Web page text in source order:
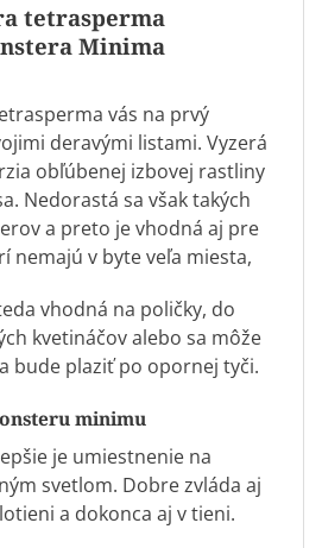
tetrasperma
Minima
vás na prvý
deravými listami. Vyzerá
obľúbenej izbovej rastliny
Nedorastá sa však takých
a preto je vhodná aj pre
nemajú v byte veľa miesta,
vhodná na poličky, do
kvetináčov alebo sa môže
bude plaziť po opornej tyči.
minimu
je umiestnenie na
svetlom. Dobre zvláda aj
a dokonca aj v tieni.